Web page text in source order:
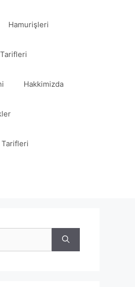
Hamurişleri
Hakkimizda
Tarifleri